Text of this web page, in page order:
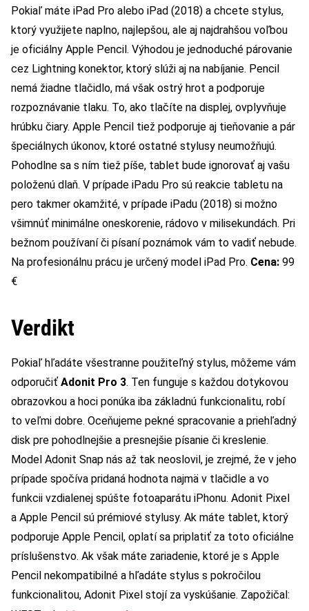
Pokiaľ máte iPad Pro alebo iPad (2018) a chcete stylus,
ktorý využijete naplno, najlepšou, ale aj najdrahšou voľbou
je oficiálny Apple Pencil. Výhodou je jednoduché párovanie
cez Lightning konektor, ktorý slúži aj na nabíjanie. Pencil
nemá žiadne tlačidlo, má však ostrý hrot a podporuje
rozpoznávanie tlaku. To, ako tlačíte na displej, ovplyvňuje
hrúbku čiary. Apple Pencil tiež podporuje aj tieňovanie a pár
špeciálnych úkonov, ktoré ostatné stylusy neumožňujú.
Pohodlne sa s ním tiež píše, tablet bude ignorovať aj vašu
položenú dlaň. V prípade iPadu Pro sú reakcie tabletu na
pero takmer okamžité, v prípade iPadu (2018) si možno
všimnúť minimálne oneskorenie, rádovo v milisekundách. Pri
bežnom používaní či písaní poznámok vám to vadiť nebude.
Na profesionálnu prácu je určený model iPad Pro. Cena: 99
€
Verdikt
Pokiaľ hľadáte všestranne použiteľný stylus, môžeme vám
odporučiť Adonit Pro 3. Ten funguje s každou dotykovou
obrazovkou a hoci ponúka iba základnú funkcionalitu, robí
to veľmi dobre. Oceňujeme pekné spracovanie a priehľadný
disk pre pohodlnejšie a presnejšie písanie či kreslenie.
Model Adonit Snap nás až tak neoslovil, je zrejmé, že v jeho
prípade spočíva pridaná hodnota najmä v tlačidle a vo
funkcii vzdialenej spúšte fotoaparátu iPhonu. Adonit Pixel
a Apple Pencil sú prémiové stylusy. Ak máte tablet, ktorý
podporuje Apple Pencil, oplatí sa priplatiť za toto oficiálne
príslušenstvo. Ak však máte zariadenie, ktoré je s Apple
Pencil nekompatibilné a hľadáte stylus s pokročilou
funkcionalitou, Adonit Pixel stojí za vyskúšanie. Zapožičal: